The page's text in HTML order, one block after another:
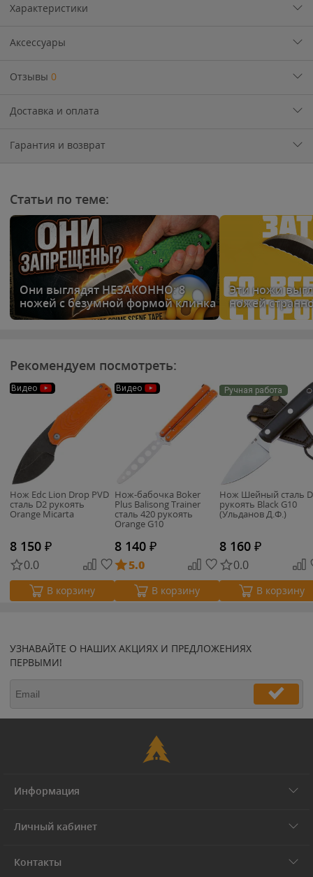
Характеристики
Аксессуары
Отзывы 0
Доставка и оплата
Гарантия и возврат
Статьи по теме:
Они выглядят НЕЗАКОННО: 8
ножей с безумной формой клинка
Эти ножи
ножей
Рекомендуем посмотреть:
Видео
Нож Edc Lion Drop PVD
сталь D2 рукоять
Orange Micarta
8 150 ₽
0.0
В корзину
Видео
Нож-бабочка Boker
Plus Balisong Trainer
сталь 420 рукоять
Orange G10
(01BO699SOI)
8 140 ₽
5.0
В корзину
Ручная работа
Нож Шейный сталь
рукоять Black G10
(Ульданов Д.Ф.)
8 160 ₽
0.0
В корзину
УЗНАВАЙТЕ О НАШИХ АКЦИЯХ И ПРЕДЛОЖЕНИЯХ
ПЕРВЫМИ!
Информация
Личный кабинет
Контакты